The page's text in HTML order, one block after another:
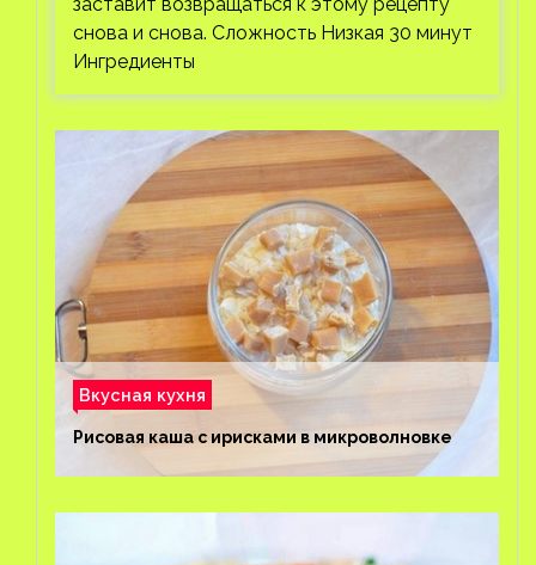
снова и снова. Сложность Низкая 30 минут
Ингредиенты
Вкусная кухня
Рисовая каша с ирисками в микроволновке